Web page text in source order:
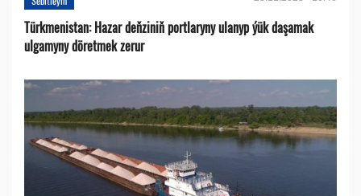
Türkmenistan: Hazar deňziniň portlaryny ulanyp ýük daşamak
ulgamyny döretmek zerur